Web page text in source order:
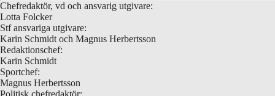
Chefredaktör, vd och ansvarig utgivare:
Lotta Folcker
Stf ansvariga utgivare:
Karin Schmidt och Magnus Herbertsson
Redaktionschef:
Karin Schmidt
Sportchef:
Magnus Herbertsson